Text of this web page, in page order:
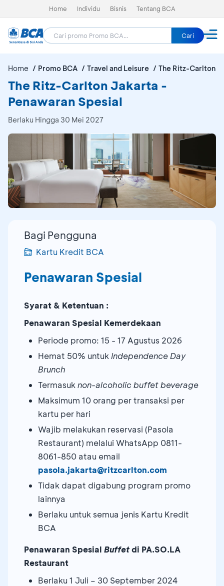
Home Individu Bisnis Tentang BCA
Cari
Home Promo BCA Travel and Leisure The Ritz-Carlton
The Ritz-Carlton Jakarta -
Penawaran Spesial
Berlaku Hingga 30 Mei 2027
Bagi Pengguna
Kartu Kredit BCA
Penawaran Spesial
Syarat & Ketentuan :
Penawaran Spesial Kemerdekaan
Periode promo: 15 - 17 Agustus 2026
Hemat 50% untuk Independence Day
Brunch
Termasuk non-alcoholic buffet beverage
Maksimum 10 orang per transaksi per
kartu per hari
Wajib melakukan reservasi (Pasola
Restaurant) melalui WhatsApp 0811-
8061-850 atau email
pasola.jakarta@ritzcarlton.com
Tidak dapat digabung program promo
lainnya
Berlaku untuk semua jenis Kartu Kredit
BCA
Penawaran Spesial Buffetdi PA.SO.LA
Restaurant
Berlaku 1 Juli – 30 September 2024